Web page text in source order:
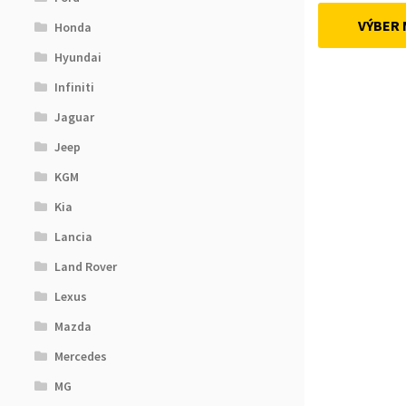
Honda
Hyundai
Infiniti
Jaguar
Jeep
KGM
Kia
Lancia
Land Rover
Lexus
Mazda
Mercedes
MG
VÝBER